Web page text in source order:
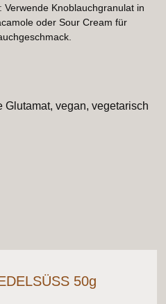
Verwende Knoblauchgranulat in
oder Sour Cream für
Glutamat, vegan, vegetarisch